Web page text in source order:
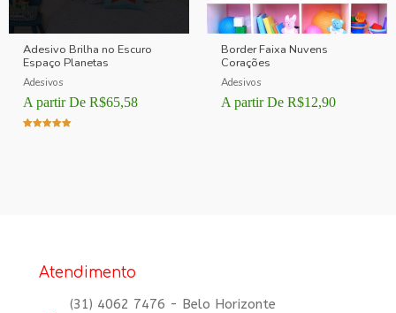
Adesivo Brilha no Escuro
Espaço Planetas
Adesivos
A partir De R$65,58
Border Faixa Nuvens
Corações
Adesivos
A partir De R$12,90
Atendimento
(31) 4062 7476 - Belo Horizonte